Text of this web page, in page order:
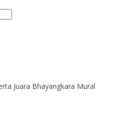
Juara Bhayangkara Mural